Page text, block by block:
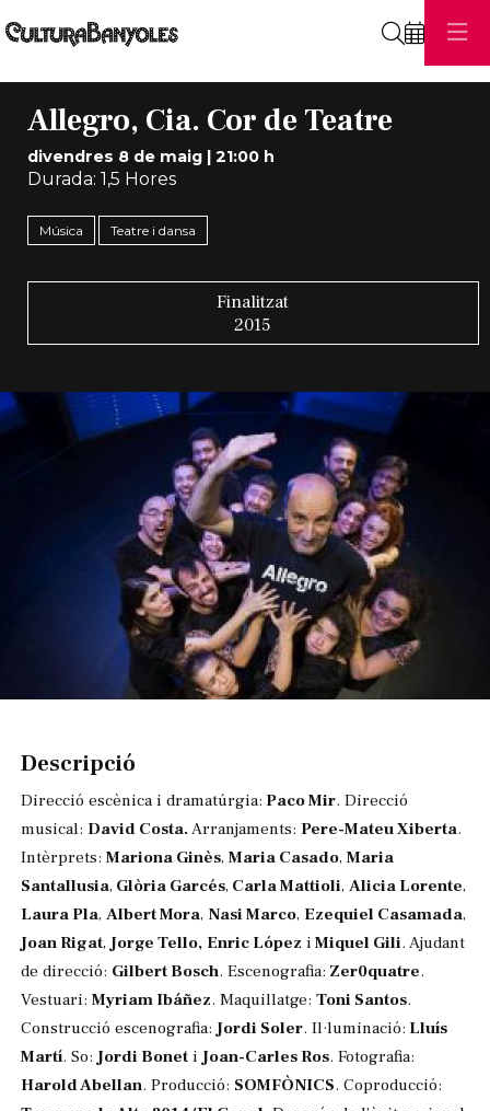
Allegro, Cia. Cor de Teatre
divendres 8 de maig| 21:00 h
Durada: 1,5 Hores
Música Teatre i dansa
Finalitzat
2015
Descripció
Direcció escènica i dramatúrgia: Paco Mir. Direcció
musical: David Costa.Arranjaments: Pere-Mateu Xiberta.
Intèrprets: Mariona Ginès, Maria Casado, Maria
Santallusia, Glòria Garcés, Carla Mattioli, Alicia Lorente,
Laura Pla, Albert Mora, Nasi Marco, Ezequiel Casamada,
Joan Rigat,Jorge Tello, Enric López i Miquel Gili. Ajudant
de direcció: Gilbert Bosch. Escenografia: Zer0quatre.
Vestuari: Myriam Ibáñez. Maquillatge: Toni Santos.
Construcció escenografia:Jordi Soler. Il·luminació: Lluís
Martí. So:Jordi Bonet iJoan-Carles Ros. Fotografia:
Harold Abellan. Producció: SOMFÒNICS. Coproducció: